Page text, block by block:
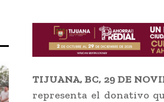
TIJUANA, BC, 29 DE
representa el donativo